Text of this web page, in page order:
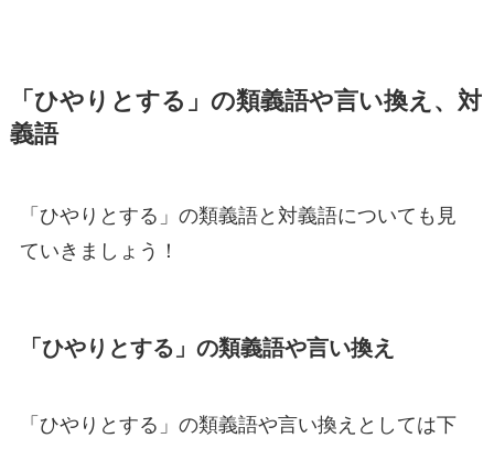
「ひやりとする」の類義語や言い換え、対
義語
「ひやりとする」の類義語と対義語についても見
ていきましょう！
「ひやりとする」の類義語や言い換え
「ひやりとする」の類義語や言い換えとしては下